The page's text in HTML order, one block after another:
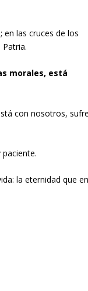
en las cruces de los
morales, está
con nosotros,
la eternidad que